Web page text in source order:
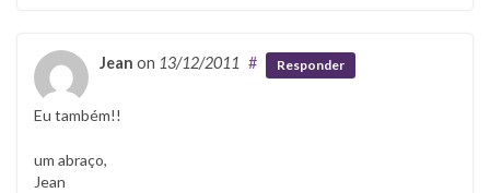
Jean on 13/12/2011 # Responder
Eu também!!
um abraço,
Jean